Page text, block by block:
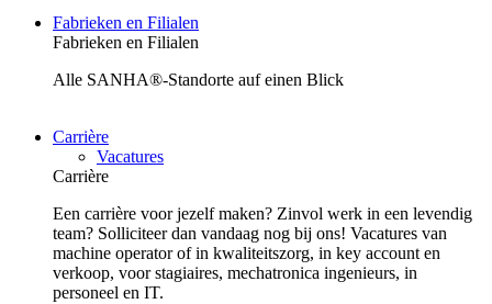
Fabrieken en Filialen
Fabrieken en Filialen
Alle SANHA®-Standorte auf einen Blick
Carrière
Vacatures
Carrière
Een carrière voor jezelf maken? Zinvol werk in een levendig
team? Solliciteer dan vandaag nog bij ons! Vacatures van
machine operator of in kwaliteitszorg, in key account en
verkoop, voor stagiaires, mechatronica ingenieurs, in
personeel en IT.